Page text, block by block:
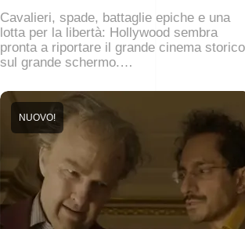
Cavalieri, spade, battaglie epiche e una
lotta per la libertà: Hollywood sembra
pronta a riportare il grande cinema storico
sul grande schermo.…
NUOVO!